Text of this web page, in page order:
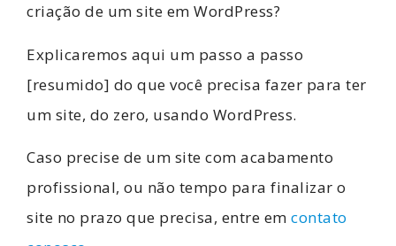
criação de um site em WordPress?
Explicaremos aqui um passo a passo
[resumido] do que você precisa fazer para ter
um site, do zero, usando WordPress.
Caso precise de um site com acabamento
profissional, ou não tempo para finalizar o
site no prazo que precisa, entre em contato